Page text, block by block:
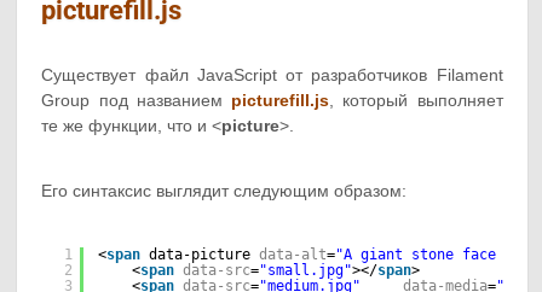
picturefill.js
Существует файл JavaScript от разработчиков Filament
Group под названием picturefill.js , который выполняет
те же функции, что и <picture>.
Его синтаксис выглядит следующим образом:
1
2
3
<span data-picture data-alt="A giant stone face at
<span data-src="small.jpg"></span>
<span data-src="medium.jpg" data-media=